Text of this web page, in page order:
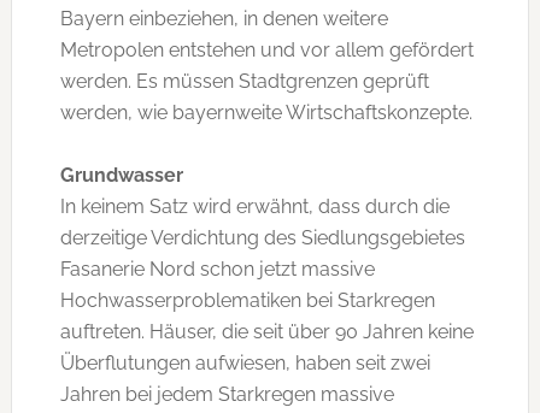
Bayern einbeziehen, in denen weitere
Metropolen entstehen und vor allem gefördert
werden. Es müssen Stadtgrenzen geprüft
werden, wie bayernweite Wirtschaftskonzepte.
Grundwasser
In keinem Satz wird erwähnt, dass durch die
derzeitige Verdichtung des Siedlungsgebietes
Fasanerie Nord schon jetzt massive
Hochwasserproblematiken bei Starkregen
auftreten. Häuser, die seit über 90 Jahren keine
Überflutungen aufwiesen, haben seit zwei
Jahren bei jedem Starkregen massive